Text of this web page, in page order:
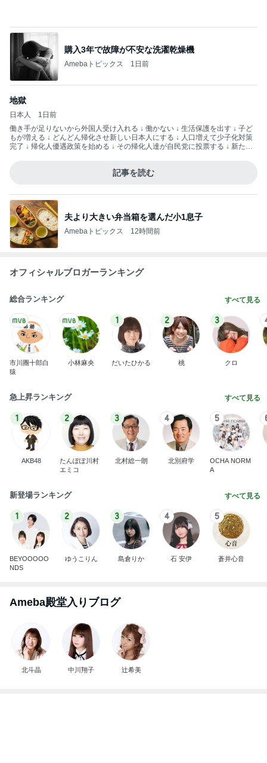
購入3年で故障が不安な洗濯乾燥機
Amebaトピックス 1日前
地獄
日本人
1日前
働き手が足りないから外国人受け入れる ↓ 働かない ↓ 生活保護を出す ↓ 子ど
もが増える ↓ どんどん帰化させ新しい日本人にする ↓ 人口増えて少子化対策
完了 ↓ 帰化人優遇政策を始める ↓ その帰化人達が自民党に投票する ↓ 新たな
記事を読む
夫より大きい弁当箱を選んだ小1息子
Amebaトピックス 12時間前
オフィシャルブロガーランキング
総合ランキング すべて見る
市川團十郎白
猿
小林麻央
1
だいたひかる
2
桃
3
クロ
急上昇ランキング すべて見る
1
AKB48
2
たんぽぽ川村
エミコ
3
北村総一朗
4
北別府学
5
OCHA NORM
A
新登場ランキング すべて見る
1
BEYOOOOO
NDS
2
ゆうこりん
3
島倉りか
4
石 安伊
5
蒼井心音
Ameba殿堂入りブログ
北斗晶 中川翔子 辻希美